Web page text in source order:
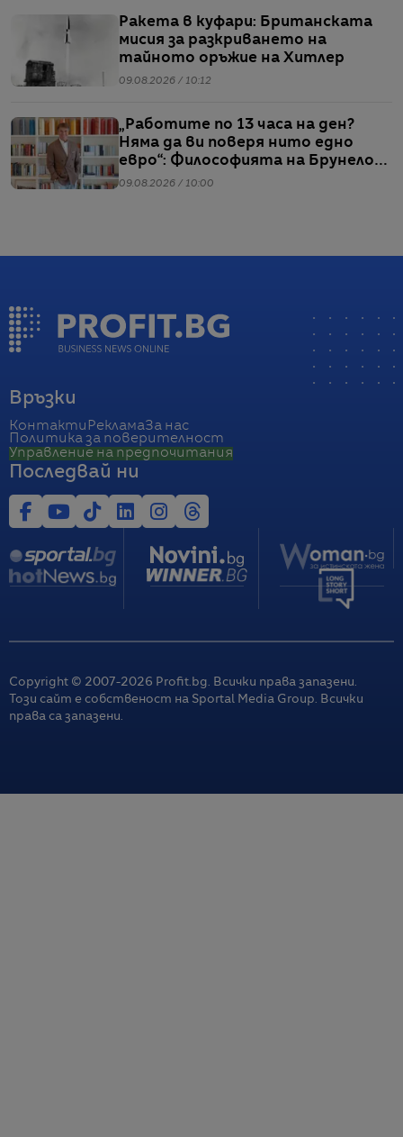
Ракета в куфари: Британската
мисия за разкриването на
тайното оръжие на Хитлер
09.08.2026 / 10:12
„Работите по 13 часа на ден?
Няма да ви поверя нито едно
евро“: Философията на Брунело
Кучинели за бизнеса и живота
09.08.2026 / 10:00
Връзки
Контакти РекламаЗа нас
Политика за поверителност
Управление на предпочитания
Последвай ни
Copyright © 2007-2026 Profit.bg. Всички права запазени.
Този сайт е собственост на Sportal Media Group. Всички
права са запазени.